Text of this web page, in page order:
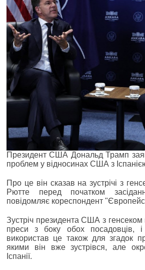
Президент США Дональд Трамп
проблем у відносинах США з
Про це він сказав на зустрічі з
Рютте перед початком
повідомляє кореспондент
Зустріч президента США з генсеком
преси з боку обох посадовців,
використав це також для згадок
якими він вже зустрівся, але
Іспанії.